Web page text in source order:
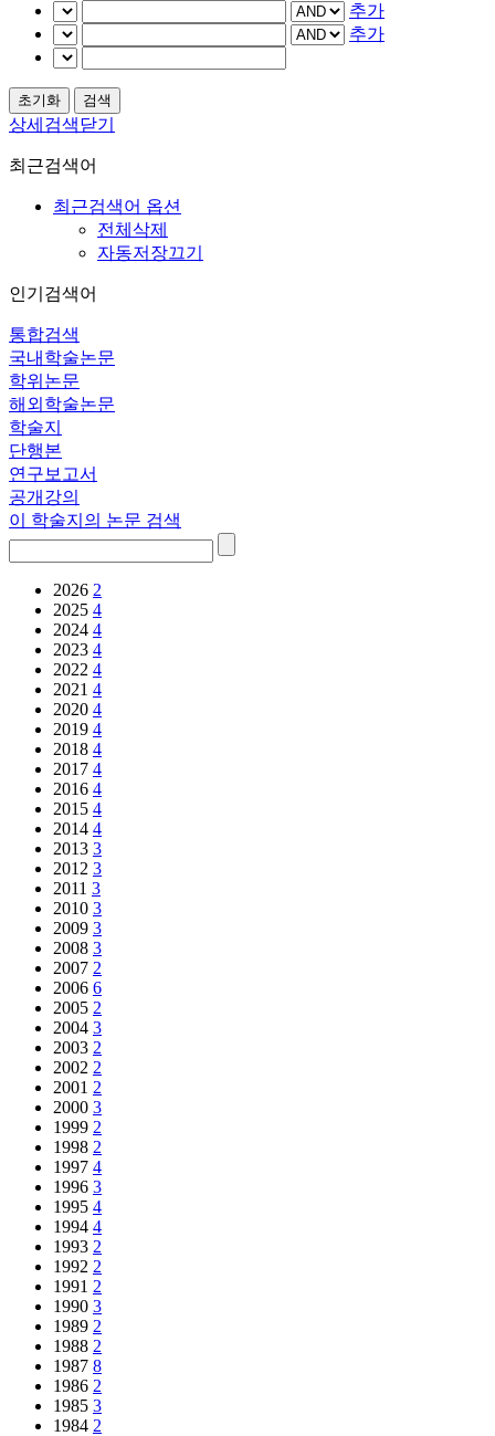
추가
추가
상세검색닫기
최근검색어
최근검색어 옵션
전체삭제
자동저장끄기
인기검색어
통합검색
국내학술논문
학위논문
해외학술논문
학술지
단행본
연구보고서
공개강의
이 학술지의 논문 검색
2026 2
2025 4
2024 4
2023 4
2022 4
2021 4
2020 4
2019 4
2018 4
2017 4
2016 4
2015 4
2014 4
2013 3
2012 3
2011 3
2010 3
2009 3
2008 3
2007 2
2006 6
2005 2
2004 3
2003 2
2002 2
2001 2
2000 3
1999 2
1998 2
1997 4
1996 3
1995 4
1994 4
1993 2
1992 2
1991 2
1990 3
1989 2
1988 2
1987 8
1986 2
1985 3
1984 2